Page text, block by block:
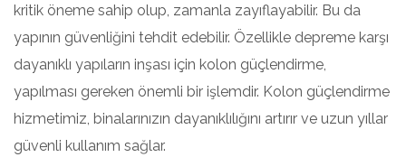
kritik öneme sahip olup, zamanla zayıflayabilir. Bu da
yapının güvenliğini tehdit edebilir. Özellikle depreme karşı
dayanıklı yapıların inşası için kolon güçlendirme,
yapılması gereken önemli bir işlemdir. Kolon güçlendirme
hizmetimiz, binalarınızın dayanıklılığını artırır ve uzun yıllar
güvenli kullanım sağlar.